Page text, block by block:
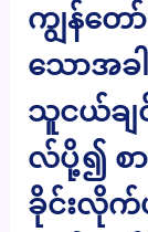
ကျွန်တေ
သောအခ
သူငယ်ချ
လ်ပို့၍ စ
ခိုင်းလိုက်